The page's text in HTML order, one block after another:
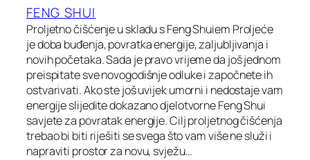
FENG SHUI
Proljetno čišćenje u skladu s Feng Shuiem Proljeće
je doba buđenja, povratka energije, zaljubljivanja i
novih početaka. Sada je pravo vrijeme da još jednom
preispitate sve novogodišnje odluke i započnete ih
ostvarivati. Ako ste još uvijek umorni i nedostaje vam
energije slijedite dokazano djelotvorne Feng Shui
savjete za povratak energije. Cilj proljetnog čišćenja
trebao bi biti riješiti se svega što vam više ne služi i
napraviti prostor za novu, svježu…